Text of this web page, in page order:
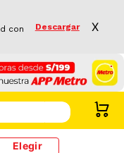
con
Descargar X
Elegir